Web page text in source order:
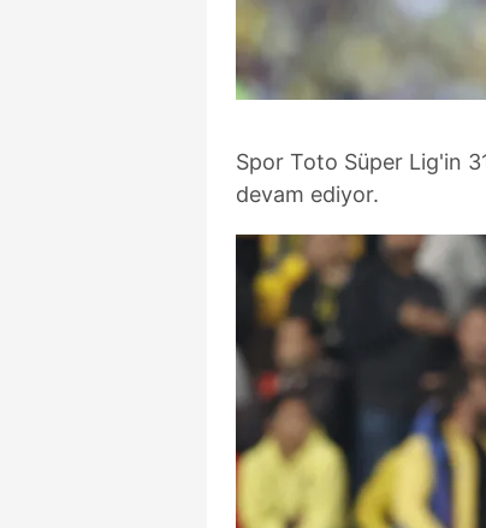
Spor Toto Süper Lig'in
devam ediyor.